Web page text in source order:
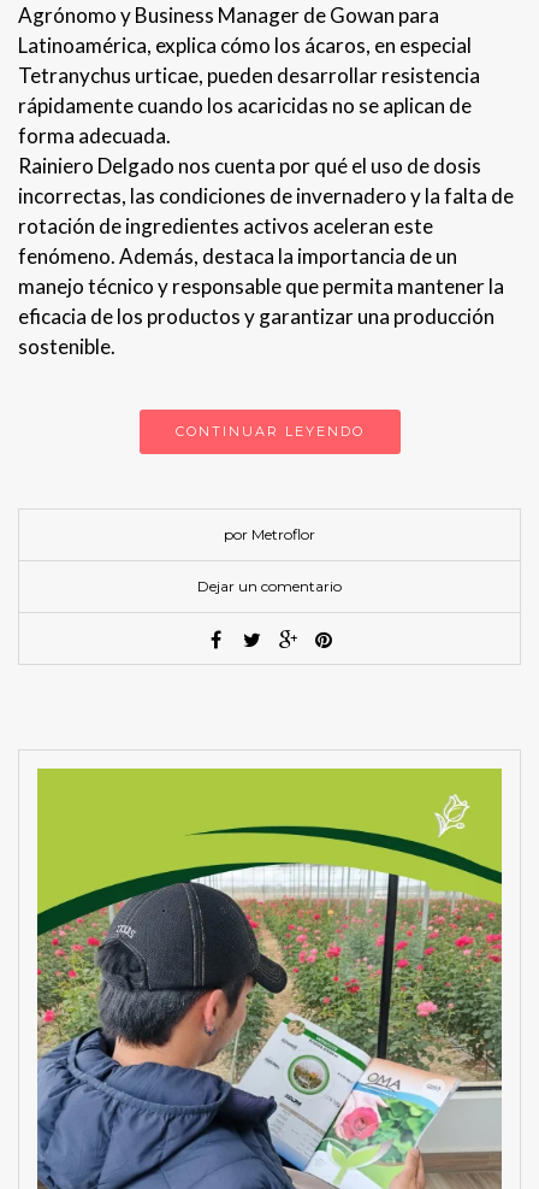
Agrónomo y Business Manager de Gowan para
Latinoamérica, explica cómo los ácaros, en especial
Tetranychus urticae, pueden desarrollar resistencia
rápidamente cuando los acaricidas no se aplican de
forma adecuada.
Rainiero Delgado nos cuenta por qué el uso de dosis
incorrectas, las condiciones de invernadero y la falta de
rotación de ingredientes activos aceleran este
fenómeno. Además, destaca la importancia de un
manejo técnico y responsable que permita mantener la
eficacia de los productos y garantizar una producción
sostenible.
CONTINUAR LEYENDO
por Metroflor
Dejar un comentario